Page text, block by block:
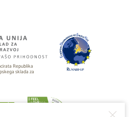
Republika
sklada za